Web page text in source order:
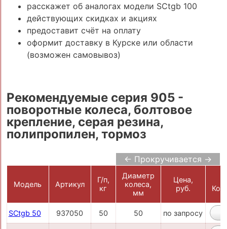
расскажет об аналогах модели SCtgb 100
действующих скидках и акциях
предоставит счёт на оплату
оформит доставку в Курске или области
(возможен самовывоз)
Рекомендуемые серия 905 -
поворотные колеса, болтовое
крепление, серая резина,
полипропилен, тормоз
← Прокручивается →
Модель Артикул
Г/п,
кг
Диаметр
колеса,
мм
Цена,
руб.
SCtgb 50 937050 50 50 по запросу